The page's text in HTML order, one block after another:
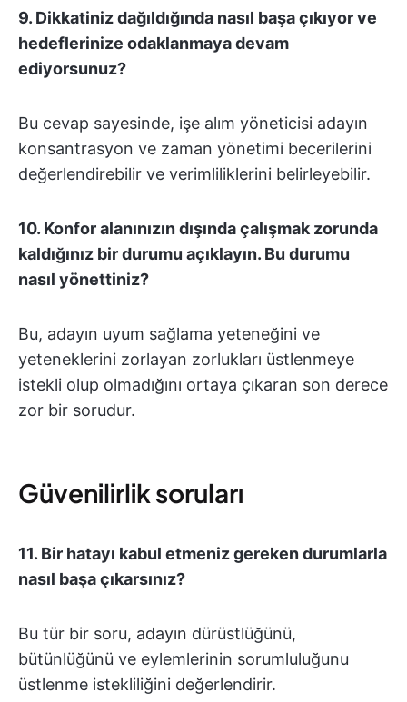
9. Dikkatiniz dağıldığında nasıl başa çıkıyor ve
hedeflerinize odaklanmaya devam
ediyorsunuz?
Bu cevap sayesinde, işe alım yöneticisi adayın
konsantrasyon ve zaman yönetimi becerilerini
değerlendirebilir ve verimliliklerini belirleyebilir.
10. Konfor alanınızın dışında çalışmak zorunda
kaldığınız bir durumu açıklayın. Bu durumu
nasıl yönettiniz?
Bu, adayın uyum sağlama yeteneğini ve
yeteneklerini zorlayan zorlukları üstlenmeye
istekli olup olmadığını ortaya çıkaran son derece
zor bir sorudur.
Güvenilirlik soruları
11. Bir hatayı kabul etmeniz gereken durumlarla
nasıl başa çıkarsınız?
Bu tür bir soru, adayın dürüstlüğünü,
bütünlüğünü ve eylemlerinin sorumluluğunu
üstlenme istekliliğini değerlendirir.